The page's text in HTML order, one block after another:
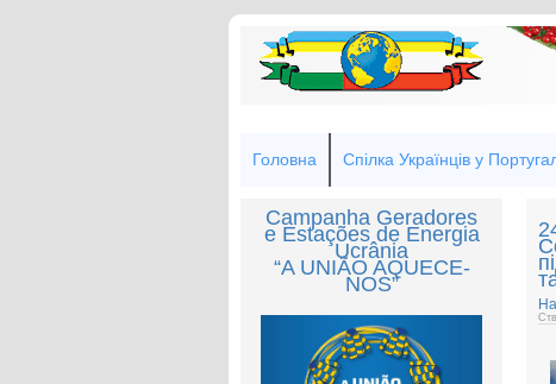
Головна Спілка Українців у
Campanha Geradores
e Estações de Energia
Ucrânia
“A UNIÃO AQUECE-
NOS”